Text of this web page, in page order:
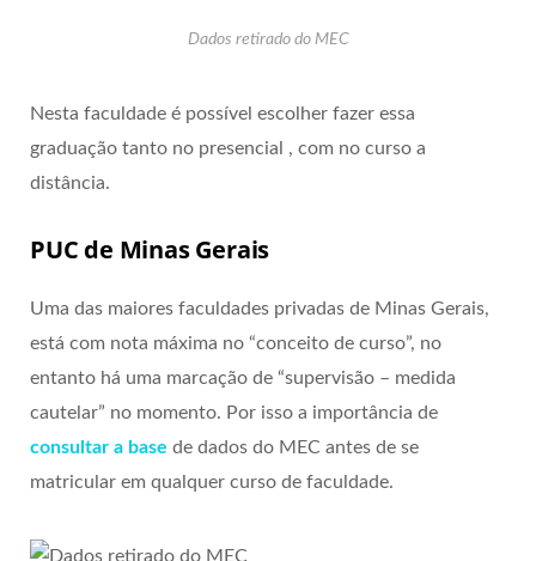
Dados retirado do MEC
Nesta faculdade é possível escolher fazer essa
graduação tanto no presencial , com no curso a
distância.
PUC de Minas Gerais
Uma das maiores faculdades privadas de Minas Gerais,
está com nota máxima no “conceito de curso”, no
entanto há uma marcação de “supervisão – medida
cautelar” no momento. Por isso a importância de
consultar a base de dados do MEC antes de se
matricular em qualquer curso de faculdade.